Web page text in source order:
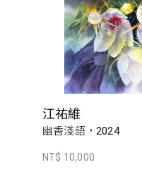
江祐維
幽香淺語，2024
NT$ 10,000